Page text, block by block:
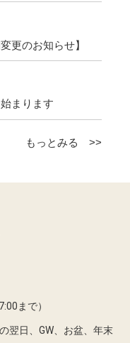
更のお知らせ】
まります
もっとみる >>
まで）
翌日、GW、お盆、年末